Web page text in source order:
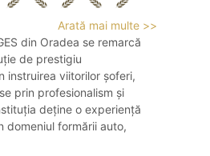
Arată mai multe >>
din Oradea se remarcă
de prestigiu
instruirea viitorilor șoferi,
prin profesionalism și
deține o experiență
domeniul formării auto,